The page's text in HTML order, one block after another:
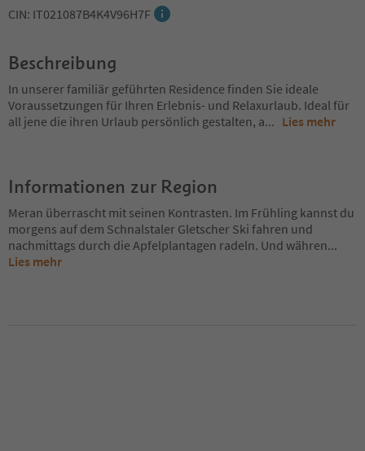
CIN: IT021087B4K4V96H7F
Beschreibung
In unserer familiär geführten Residence finden Sie ideale
Voraussetzungen für Ihren Erlebnis- und Relaxurlaub. Ideal für
all jene die ihren Urlaub persönlich gestalten, a... Lies mehr
Informationen zur Region
Meran überrascht mit seinen Kontrasten. Im Frühling kannst du
morgens auf dem Schnalstaler Gletscher Ski fahren und
nachmittags durch die Apfelplantagen radeln. Und währen...
Lies mehr